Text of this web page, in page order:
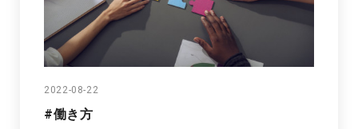
2022-08-22
#働き方